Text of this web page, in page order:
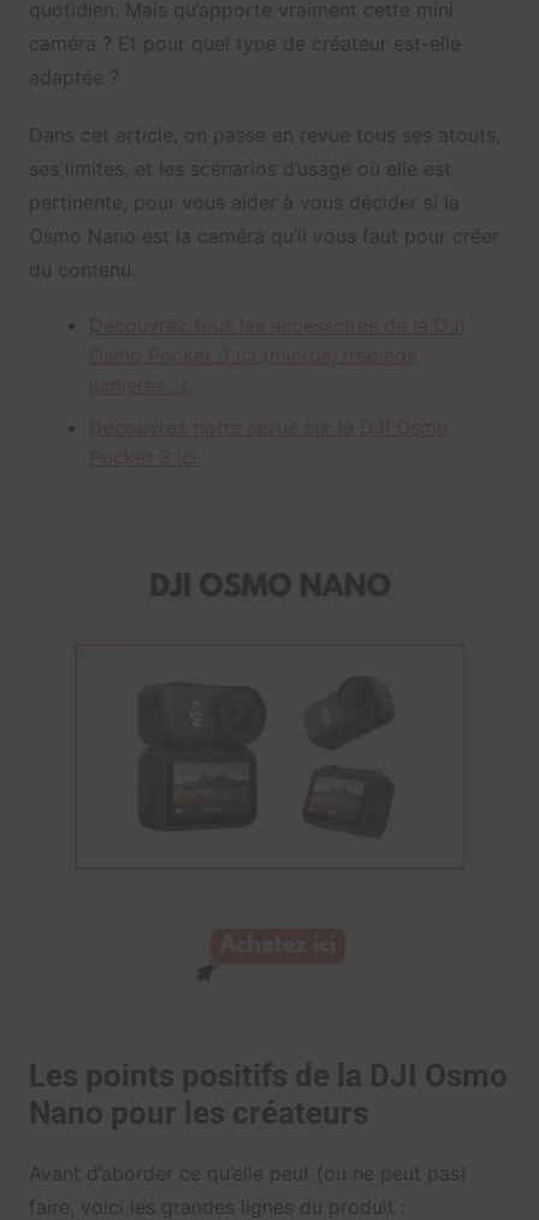
quotidien. Mais qu’apporte vraiment cette mini
caméra ? Et pour quel type de créateur est-elle
adaptée ?
Dans cet article, on passe en revue tous ses atouts,
ses limites, et les scénarios d’usage où elle est
pertinente, pour vous aider à vous décider si la
Osmo Nano est la caméra qu’il vous faut pour créer
du contenu.
Les points positifs de la DJI Osmo
Nano pour les créateurs
Avant d’aborder ce qu’elle peut (ou ne peut pas)
faire, voici les grandes lignes du produit :